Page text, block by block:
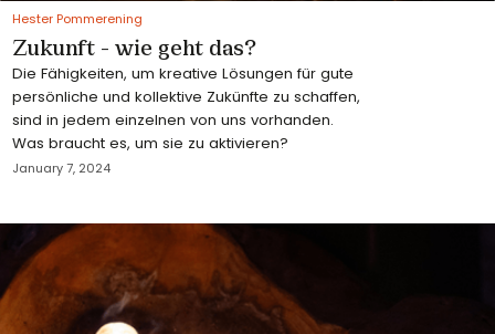
Hester Pommerening
Zukunft - wie geht das?
Die Fähigkeiten, um kreative Lösungen für gute
persönliche und kollektive Zukünfte zu schaffen,
sind in jedem einzelnen von uns vorhanden.
Was braucht es, um sie zu aktivieren?
January 7, 2024